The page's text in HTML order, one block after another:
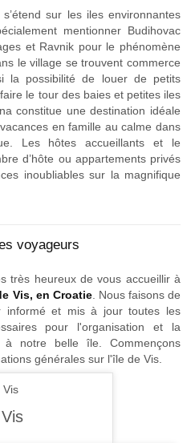
sur les iles environnantes
mentionner Budihovac
et Ravnik pour le phénomène
le village se trouvent commerce
la possibilité de louer de petits
le tour des baies et petites iles
constitue une destination idéale
en famille au calme dans
Les hôtes accueillants et le
d’hôte ou appartements privés
inoubliables sur la magnifique
voyageurs
très heureux de vous accueillir à
Vis, en Croatie. Nous faisons de
informé et mis à jour toutes les
pour l'organisation et la
notre belle île. Commençons
générales sur l'île de Vis.